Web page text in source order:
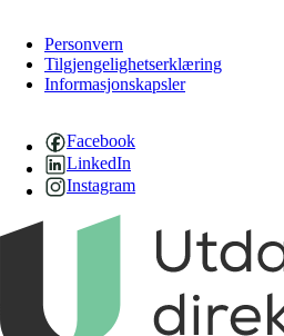
Personvern
Tilgjengelighetserklæring
Informasjonskapsler
Facebook
LinkedIn
Instagram